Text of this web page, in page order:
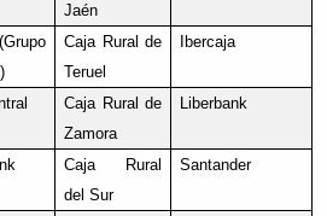
Jaén
Caja Rural de
Teruel
Ibercaja
Caja Rural de
Zamora
Liberbank
Caja Rural
del Sur
Santander